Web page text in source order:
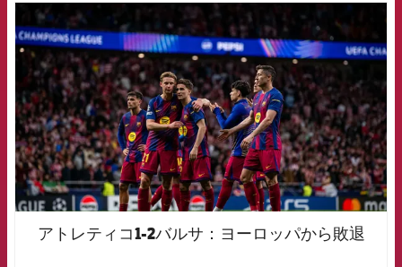
FCB Barcelona badge
アトレティコ1-2バルサ：ヨーロッパから敗退